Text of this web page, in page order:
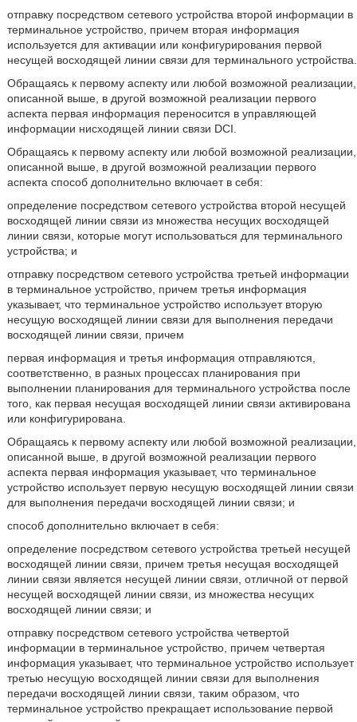
отправку посредством сетевого устройства второй информации в
терминальное устройство, причем вторая информация
используется для активации или конфигурирования первой
несущей восходящей линии связи для терминального устройства.
Обращаясь к первому аспекту или любой возможной реализации,
описанной выше, в другой возможной реализации первого
аспекта первая информация переносится в управляющей
информации нисходящей линии связи DCI.
Обращаясь к первому аспекту или любой возможной реализации,
описанной выше, в другой возможной реализации первого
аспекта способ дополнительно включает в себя:
определение посредством сетевого устройства второй несущей
восходящей линии связи из множества несущих восходящей
линии связи, которые могут использоваться для терминального
устройства; и
отправку посредством сетевого устройства третьей информации
в терминальное устройство, причем третья информация
указывает, что терминальное устройство использует вторую
несущую восходящей линии связи для выполнения передачи
восходящей линии связи, причем
первая информация и третья информация отправляются,
соответственно, в разных процессах планирования при
выполнении планирования для терминального устройства после
того, как первая несущая восходящей линии связи активирована
или конфигурирована.
Обращаясь к первому аспекту или любой возможной реализации,
описанной выше, в другой возможной реализации первого
аспекта первая информация указывает, что терминальное
устройство использует первую несущую восходящей линии связи
для выполнения передачи восходящей линии связи; и
способ дополнительно включает в себя:
определение посредством сетевого устройства третьей несущей
восходящей линии связи, причем третья несущая восходящей
линии связи является несущей линии связи, отличной от первой
несущей восходящей линии связи, из множества несущих
восходящей линии связи; и
отправку посредством сетевого устройства четвертой
информации в терминальное устройство, причем четвертая
информация указывает, что терминальное устройство использует
третью несущую восходящей линии связи для выполнения
передачи восходящей линии связи, таким образом, что
терминальное устройство прекращает использование первой